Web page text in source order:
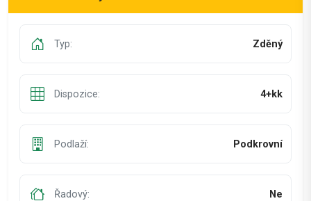
Typ: Zděný
Dispozice: 4+kk
Podlaží: Podkrovní
Řadový: Ne